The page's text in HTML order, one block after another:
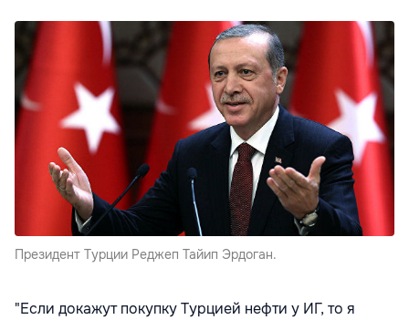
Президент Турции Реджеп Тайип Эрдоган.
"Если докажут покупку Турцией нефти у ИГ, то я